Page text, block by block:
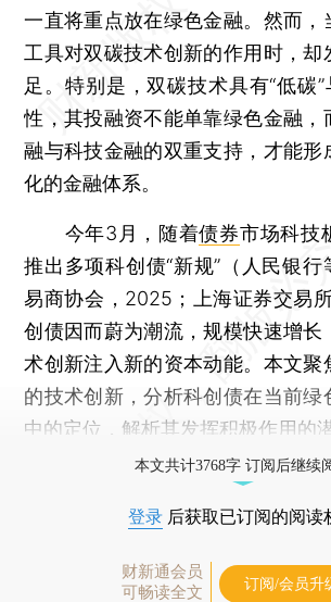
一直将重点放在绿色金融。然而，
工具对双碳技术创新的作用时，却
足。特别是，双碳技术具有“低碳”
性，其投融资不能单靠绿色金融，
融与科技金融的双重支持，才能形
化的金融体系。
今年3月，随着债券市场科技
推出多项科创债“新规”（人民银
易商协会，2025；上海证券交易
创债因而蔚为潮流，规模快速增长
术创新注入新的资本动能。本文聚
的技术创新，分析科创债在当前绿
中的定位，解析其发挥积极作用的
本文共计3768字 订阅后继续
登录 后获取已订阅的阅读
财新通会员
可畅读全文
订阅/会员升